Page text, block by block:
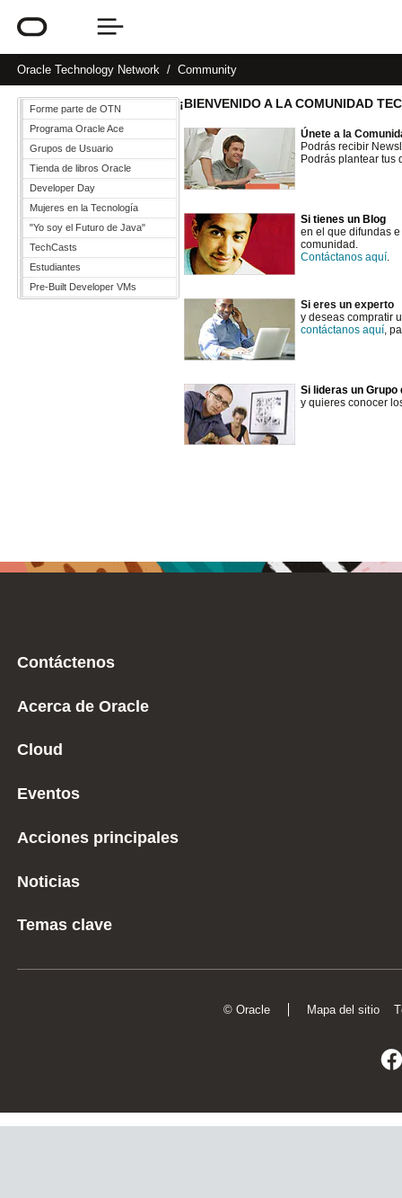
Oracle Technology Network Community
Forme parte de OTN
Programa Oracle Ace
Grupos de Usuario
Tienda de libros Oracle
Developer Day
Mujeres en la Tecnología
"Yo soy el Futuro de Java"
TechCasts
Estudiantes
Pre-Built Developer VMs
¡BIENVENIDO A LA COMUNIDAD
Únete a la
Podrás recibir
Podrás plantear tus
Si tienes un Blog
en el que difundas
comunidad.
Contáctanos aquí.
Si eres un experto
y deseas compratir
contáctanos aquí,
Si lideras un Grupo
y quieres conocer
Contáctenos
Acerca de Oracle
Cloud
Eventos
Acciones principales
Noticias
Temas clave
© Oracle Mapa del sitio